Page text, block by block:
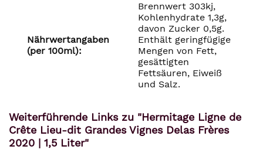
Nährwertangaben
(per 100ml):
Brennwert 303kj,
Kohlenhydrate 1,3g,
davon Zucker 0,5g.
Enthält geringfügige
Mengen von Fett,
gesättigten
Fettsäuren, Eiweiß
und Salz.
Weiterführende Links zu "Hermitage Ligne de
Crête Lieu-dit Grandes Vignes Delas Frères
2020 | 1,5 Liter"